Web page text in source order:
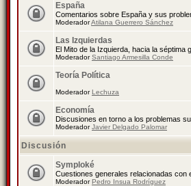
España
Comentarios sobre España y sus
ModeradorAtilana Guerrero Sánchez
Las Izquierdas
El Mito de la Izquierda, hacia la séptima
ModeradorSantiago Armesilla Conde
Teoría Política
ModeradorLechuza
Economía
Discusiones en torno a los problemas
ModeradorJavier Delgado Palomar
Discusión
Symploké
Cuestiones generales relacionadas con
ModeradorPedro Insua Rodríguez